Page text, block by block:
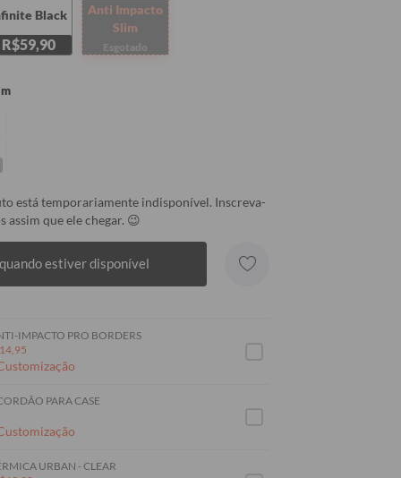
Black
R$59,90
Anti Impacto
Slim
está temporariamente indisponível. Inscreva-
assim que ele chegar. 😉
estiver disponível
IMPACTO PRO BORDERS
PARA CASE
URBAN - CLEAR